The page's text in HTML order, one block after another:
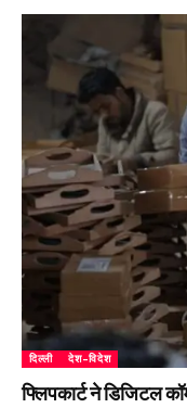
दिल्ली देश-विदेश
फ्लिपकार्ट ने डिजिटल